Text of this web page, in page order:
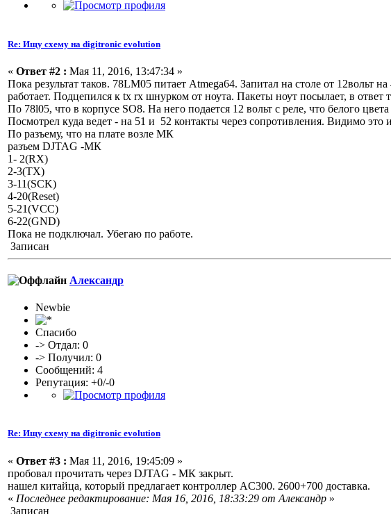
Re: Ищу схему на digitronic evolution
« Ответ #2 : Мая 11, 2016, 13:47:34 »
Пока результат таков. 78LM05 питает Atmega64. Запитал на столе от 12вольт
работает. Подцепился к tx rx шнурком от ноута. Пакеты ноут посылает, в ответ
По 78l05, что в корпусе SO8. На него подается 12 вольт с реле, что белого
Посмотрел куда ведет - на 51 и 52 контакты через сопротивления. Видимо это
По разъему, что на плате возле МК
разъем DJTAG -МК
1- 2(RX)
2-3(TX)
3-11(SCK)
4-20(Reset)
5-21(VCC)
6-22(GND)
Пока не подключал. Убегаю по работе.
Записан
Александр
Newbie
Спасибо
-> Отдал: 0
-> Получил: 0
Сообщений: 4
Репутация: +0/-0
Re: Ищу схему на digitronic evolution
« Ответ #3 : Мая 11, 2016, 19:45:09 »
пробовал прочитать через DJTAG - МК закрыт.
нашел китайца, который предлагает контроллер AC300. 2600+700 доставка.
« Последнее редактирование: Мая 16, 2016, 18:33:29 от Александр »
Записан